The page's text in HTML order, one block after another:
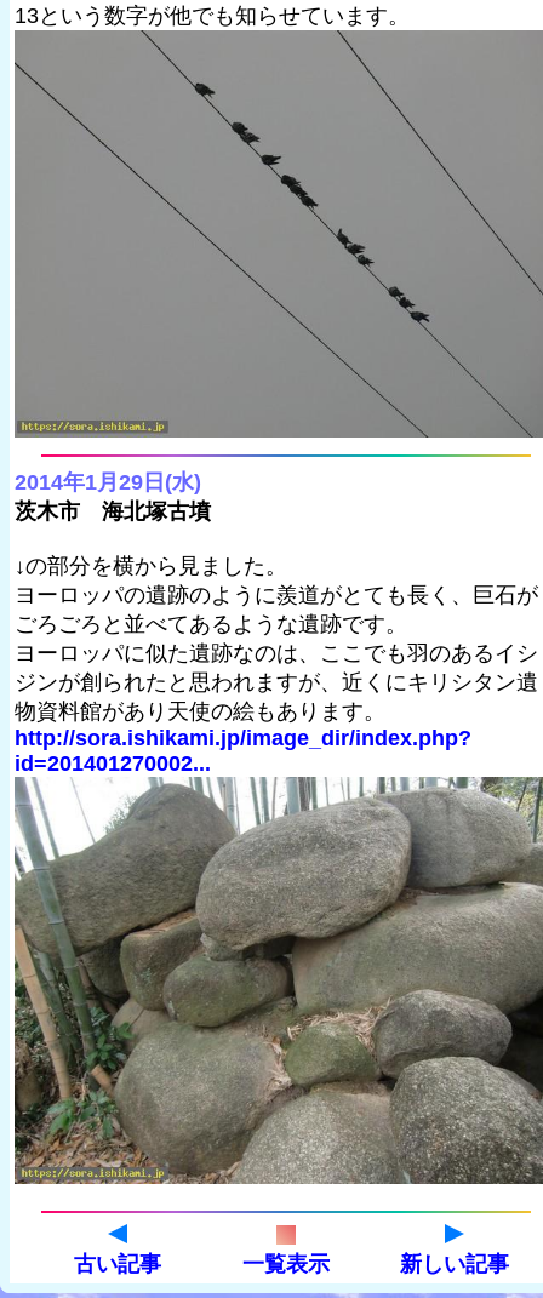
13という数字が他でも知らせています。
2014年1月29日(水)
茨木市 海北塚古墳
↓の部分を横から見ました。
ヨーロッパの遺跡のように羨道がとても長く、巨石が
ごろごろと並べてあるような遺跡です。
ヨーロッパに似た遺跡なのは、ここでも羽のあるイシ
ジンが創られたと思われますが、近くにキリシタン遺
物資料館があり天使の絵もあります。
http://sora.ishikami.jp/image_dir/index.php?
id=201401270002...
古い記事 一覧表示 新しい記事